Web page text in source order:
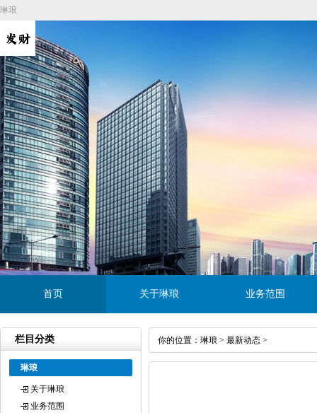
琳琅
首页 关于琳琅 业务范围
栏目分类
琳琅
关于琳琅
业务范围
你的位置： 琳琅 > 最新动态 >